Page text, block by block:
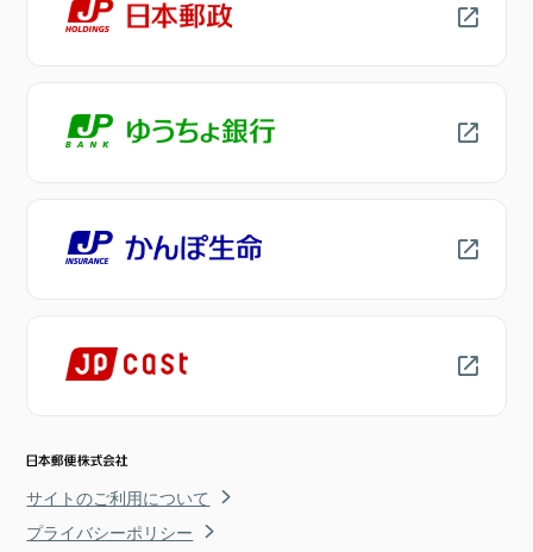
サイトのご利用について
プライバシーポリシー